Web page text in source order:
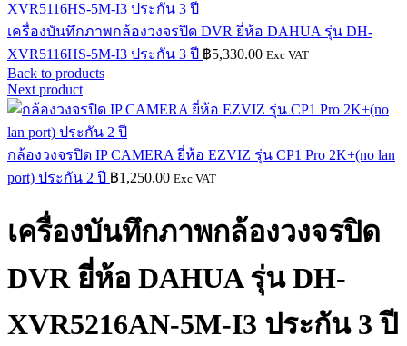
เครื่องบันทึกภาพกล้องวงจรปิด DVR ยี่ห้อ DAHUA รุ่น DH-
XVR5116HS-5M-I3 ประกัน 3 ปี ฿5,330.00 Exc VAT
Back to products
Next product
กล้องวงจรปิด IP CAMERA ยี่ห้อ EZVIZ รุ่น CP1 Pro 2K+(no lan
port) ประกัน 2 ปี ฿1,250.00 Exc VAT
เครื่องบันทึกภาพกล้องวงจรปิด
DVR ยี่ห้อ DAHUA รุ่น DH-
XVR5216AN-5M-I3 ประกัน 3 ปี